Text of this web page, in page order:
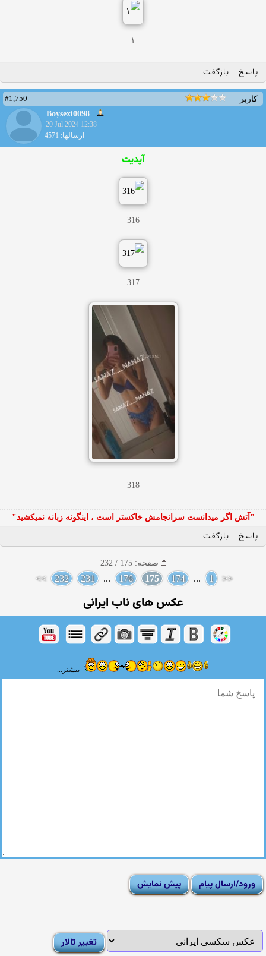
۱
پاسخ بازگفت
کاربر
#1,750
Boysexi0098
20 Jul 2024 12:38
ارسالها: 4571
آپدیت
316
317
318
"آتش اگر ميدانست سرانجامش خاكستر است ، اينگونه زبانه نميكشيد"
پاسخ بازگفت
صفحه: 175 / 232
<<
1
...
174
175
176
...
231
232
>>
عکس های ناب ایرانی
بیشتر...